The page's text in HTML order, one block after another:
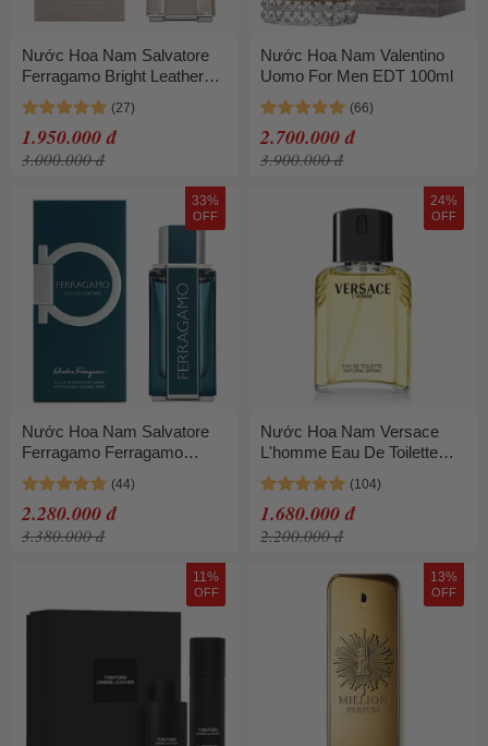
Nước Hoa Nam Salvatore
Ferragamo Bright Leather
Pour Homme EDT 100ml
1.950.000 đ
3.000.000 đ
Nước Hoa Nam Valentino
Uomo For Men EDT 100ml
2.700.000 đ
3.900.000 đ
33%
OFF
Nước Hoa Nam Salvatore
Ferragamo Ferragamo
Intense Leather EDP Thu
Hút 100ml
2.280.000 đ
3.380.000 đ
24%
OFF
Nước Hoa Nam Versace
L'homme Eau De Toilette
(EDT) 100ml
1.680.000 đ
2.200.000 đ
11%
OFF
13%
OFF